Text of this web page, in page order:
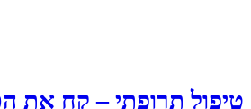
טיפול תרופתי – קח את